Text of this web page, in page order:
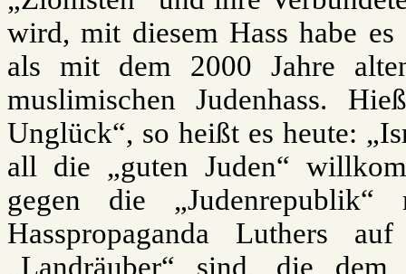
wird, mit diesem Hass habe es
als mit dem 2000 Jahre
muslimischen Judenhass.
Unglück“, so heißt es heute:
all die „guten Juden“
gegen die
Hasspropaganda Luthers
„Landräuber“ sind, die